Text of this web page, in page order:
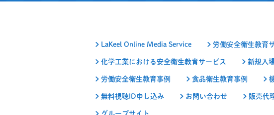
LaKeel Online Media Service 労働安全衛生教育
化学工業における安全衛生教育サービス 新規入
労働安全衛生教育事例 食品衛生教育事例
無料視聴ID申し込み お問い合わせ 販売代
グループサイト